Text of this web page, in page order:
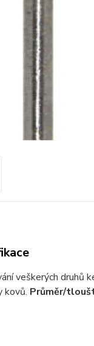
veškerých druhů
kovů. Průměr/